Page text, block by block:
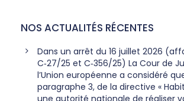
NOS ACTUALITÉS RÉCENTES
Dans un arrêt du 16 juillet 2026
C‑27/25 et C‑356/25) La Cour de
l’Union européenne a considéré
paragraphe 3, de la directive «